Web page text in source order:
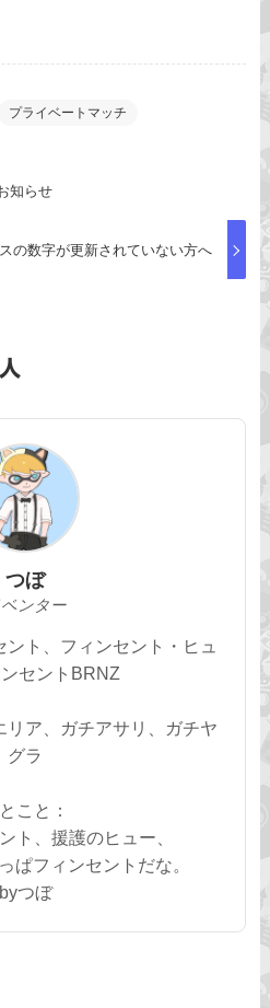
プライベートマッチ
知らせ
の数字が更新されていない方へ
つぼ
ンター
ト、フィンセント・ヒュ
セントBRNZ
ア、ガチアサリ、ガチヤ
グラ
こと：
ト、援護のヒュー、
ぱフィンセントだな。
byつぼ